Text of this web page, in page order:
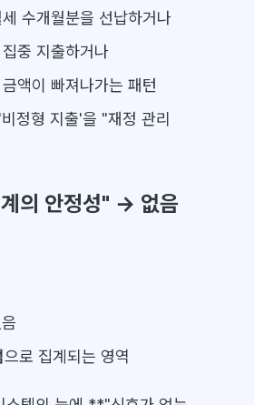
수개월분을 선납하거나
중 지출하거나
액이 빠져나가는 패턴
정형 지출'을 "재정 관리
의 안정성" → 없음
으로 집계되는 영역